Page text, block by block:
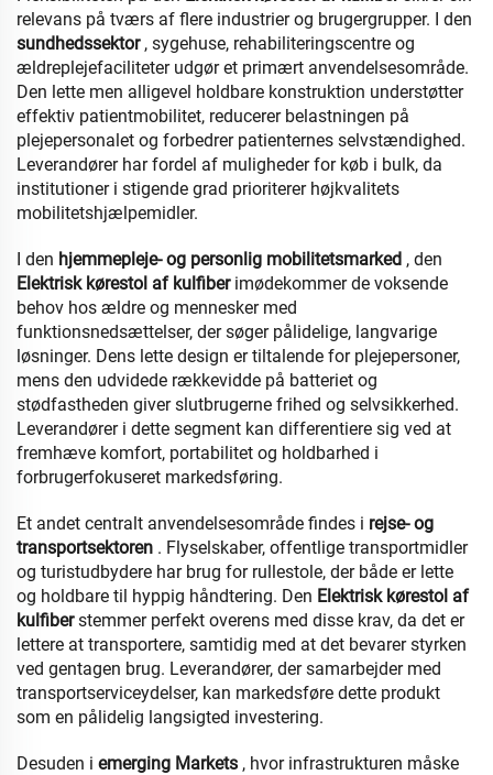
relevans på tværs af flere industrier og brugergrupper. I den
sundhedssektor , sygehuse, rehabiliteringscentre og
ældreplejefaciliteter udgør et primært anvendelsesområde.
Den lette men alligevel holdbare konstruktion understøtter
effektiv patientmobilitet, reducerer belastningen på
plejepersonalet og forbedrer patienternes selvstændighed.
Leverandører har fordel af muligheder for køb i bulk, da
institutioner i stigende grad prioriterer højkvalitets
mobilitetshjælpemidler.
I den hjemmepleje- og personlig mobilitetsmarked , den
Elektrisk kørestol af kulfiber imødekommer de voksende
behov hos ældre og mennesker med
funktionsnedsættelser, der søger pålidelige, langvarige
løsninger. Dens lette design er tiltalende for plejepersoner,
mens den udvidede rækkevidde på batteriet og
stødfastheden giver slutbrugerne frihed og selvsikkerhed.
Leverandører i dette segment kan differentiere sig ved at
fremhæve komfort, portabilitet og holdbarhed i
forbrugerfokuseret markedsføring.
Et andet centralt anvendelsesområde findes i rejse- og
transportsektoren . Flyselskaber, offentlige transportmidler
og turistudbydere har brug for rullestole, der både er lette
og holdbare til hyppig håndtering. Den Elektrisk kørestol af
kulfiberstemmer perfekt overens med disse krav, da det er
lettere at transportere, samtidig med at det bevarer styrken
ved gentagen brug. Leverandører, der samarbejder med
transportserviceydelser, kan markedsføre dette produkt
som en pålidelig langsigted investering.
Desuden i emerging Markets , hvor infrastrukturen måske